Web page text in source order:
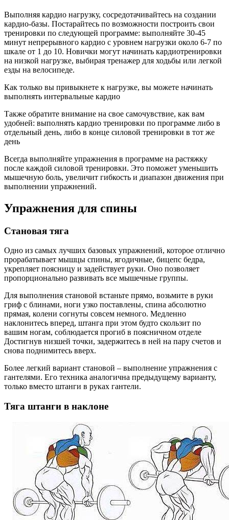
Выполняя кардио нагрузку, сосредотачивайтесь на создании
кардио-базы. Постарайтесь по возможности построить свои
тренировки по следующей программе: выполняйте 30-45
минут непрерывного кардио с уровнем нагрузки около 6-7 по
шкале от 1 до 10. Новички могут начинать кардиотренировки
на низкой нагрузке, выбирая тренажер для ходьбы или легкой
езды на велосипеде.
Как только вы привыкнете к нагрузке, вы можете начинать
выполнять интервальные кардио
Также обратите внимание на свое самочувствие, как вам
удобней: выполнять кардио тренировки по программе либо в
отдельный день, либо в конце силовой тренировки в тот же
день
Всегда выполняйте упражнения в программе на растяжку
после каждой силовой тренировки. Это поможет уменьшить
мышечную боль, увеличит гибкость и диапазон движения при
выполнении упражнений.
Упражнения для спины
Становая тяга
Одно из самых лучших базовых упражнений, которое отлично
прорабатывает мышцы спины, ягодичные, бицепс бедра,
укрепляет поясницу и задействует руки. Оно позволяет
пропорционально развивать все мышечные группы.
Для выполнения становой встаньте прямо, возьмите в руки
гриф с блинами, ноги узко поставлены, спина абсолютно
прямая, колени согнуты совсем немного. Медленно
наклонитесь вперед, штанга при этом будто скользит по
вашим ногам, соблюдается прогиб в поясничном отделе
Достигнув низшей точки, задержитесь в ней на пару счетов и
снова поднимитесь вверх.
Более легкий вариант становой – выполнение упражнения с
гантелями. Его техника аналогична предыдущему варианту,
только вместо штанги в руках гантели.
Тяга штанги в наклоне